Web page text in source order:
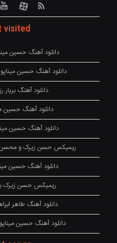
visited
دانلود آهنگ حسین
دانلود آهنگ حسین
دانلود آهنگ بریار
دانلود آهنگ حسین
دانلود آهنگ حسین
ریمیکس حسن زیرک و محسن
دانلود آهنگ حسین
ریمیکس حسن زیرک
دانلود آهنگ طاهر
دانلود آهنگ حسین